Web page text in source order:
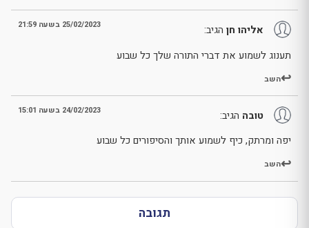
אליהו חן הגיב: 25/02/2023 בשעה 21:59
תענוג לשמוע את דברי התורה שלך כל שבוע
השב
טובה הגיב: 24/02/2023 בשעה 15:01
יפה ומרתק, כיף לשמוע אותך והסיפורים כל שבוע
השב
תגובה